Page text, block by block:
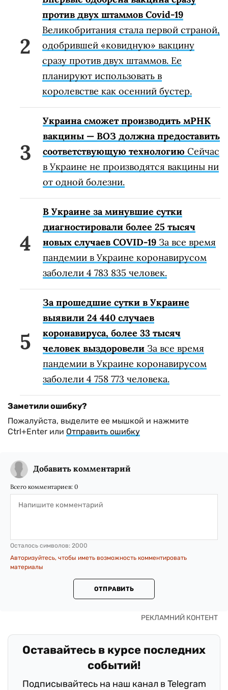
против двух штаммов Covid-19
Великобритания стала первой страной,
одобрившей «ковидную» вакцину
сразу против двух штаммов. Ее
планируют использовать в
королевстве как осенний бустер.
Украина сможет производить мРНК
вакцины — ВОЗ должна предоставить
соответствующую технологию Сейчас
в Украине не производятся вакцины ни
от одной болезни.
В Украине за минувшие сутки
диагностировали более 25 тысяч
новых случаев COVID-19 За все время
пандемии в Украине коронавирусом
заболели 4 783 835 человек.
За прошедшие сутки в Украине
выявили 24 440 случаев
коронавируса, более 33 тысяч
человек выздоровели За все время
пандемии в Украине коронавирусом
заболели 4 758 773 человека.
Заметили ошибку?
Пожалуйста, выделите ее мышкой и нажмите
Ctrl+Enter или Отправить ошибку
Добавить комментарий
Всего комментариев: 0
Осталось символов: 2000
Авторизуйтесь, чтобы иметь возможность комментировать
материалы
ОТПРАВИТЬ
Оставайтесь в курсе последних
событий!
Подписывайтесь на наш канал в Telegram